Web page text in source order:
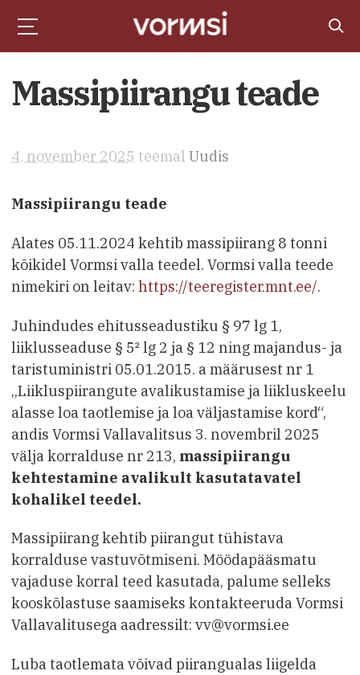
Massipiirangu teade
4. november 2025 teemal Uudis
Massipiirangu teade
Alates 05.11.2024 kehtib massipiirang 8 tonni
kõikidel Vormsi valla teedel. Vormsi valla teede
nimekiri on leitav: https://teeregister.mnt.ee/.
Juhindudes ehitusseadustiku § 97 lg 1,
liiklusseaduse § 5² lg 2 ja § 12 ning majandus- ja
taristuministri 05.01.2015. a määrusest nr 1
„Liikluspiirangute avalikustamise ja liikluskeelu
alasse loa taotlemise ja loa väljastamise kord“,
andis Vormsi Vallavalitsus 3. novembril 2025
välja korralduse nr 213, massipiirangu
kehtestamine avalikult kasutatavatel
kohalikel teedel.
Massipiirang kehtib piirangut tühistava
korralduse vastuvõtmiseni. Möödapääsmatu
vajaduse korral teed kasutada, palume selleks
kooskõlastuse saamiseks kontakteeruda Vormsi
Vallavalitusega aadressilt: vv@vormsi.ee
Luba taotlemata võivad piirangualas liigelda